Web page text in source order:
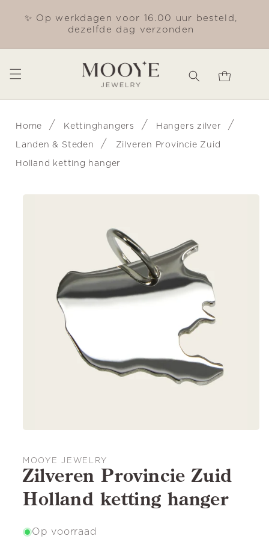
naar de
✨ Op werkdagen voor 16.00 uur besteld,
dezelfde dag verzonden
Winkelwagen
Home / Kettinghangers / Hangers zilver /
Landen & Steden / Zilveren Provincie Zuid
Holland ketting hanger
MOOYE JEWELRY
Zilveren Provincie Zuid
Holland ketting hanger
Op voorraad